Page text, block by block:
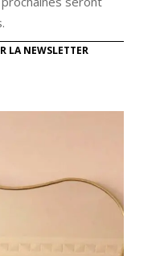
LA NEWSLETTER